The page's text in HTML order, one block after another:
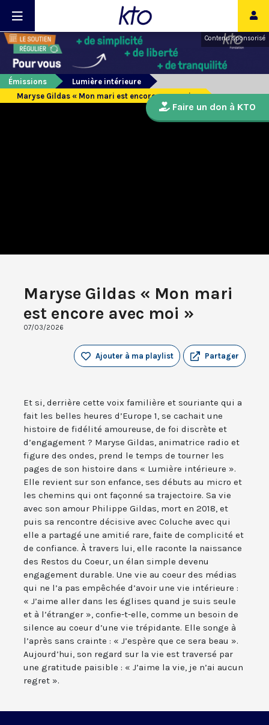
Contenu sponsorisé
Émissions
Lumière intérieure
Maryse Gildas « Mon mari est encore avec moi »
Maryse Gildas « Mon mari
est encore avec moi »
07/03/2026
Partager
Ajouter à ma playlist
Et si, derrière cette voix familière et souriante qui a
fait les belles heures d’Europe 1, se cachait une
histoire de fidélité amoureuse, de foi discrète et
d’engagement ? Maryse Gildas, animatrice radio et
figure des ondes, prend le temps de tourner les
pages de son histoire dans « Lumière intérieure ».
Elle revient sur son enfance, ses débuts au micro et
les chemins qui ont façonné sa trajectoire. Sa vie
avec son amour Philippe Gildas, mort en 2018, et
puis sa rencontre décisive avec Coluche avec qui
elle a partagé une amitié rare, faite de complicité et
de confiance. À travers lui, elle raconte la naissance
des Restos du Coeur, un élan simple devenu
engagement durable. Une vie au coeur des médias
qui ne l’a pas empêchée d’avoir une vie intérieure :
« J’aime aller dans les églises quand je suis seule
et à l’étranger », confie-t-elle, comme un besoin de
silence au coeur d’une vie trépidante. Elle songe à
l’après sans crainte : « J’espère que ce sera beau ».
Aujourd’hui, son regard sur la vie est traversé par
une gratitude paisible : « J’aime la vie, je n’ai aucun
regret ».
Faire un don à KTO